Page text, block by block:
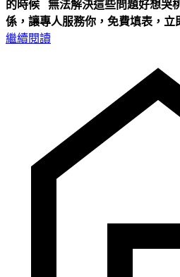
的時候
無法解決這些問題好想哭
係，讓專人服務你，免費填表，立
繼續閱讀